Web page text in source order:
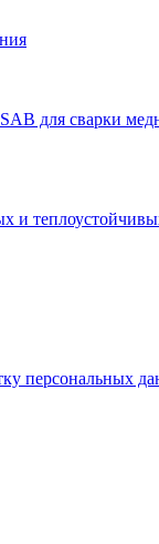
для сварки
и
персональных